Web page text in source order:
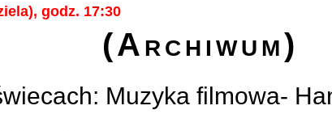
godz. 17:30
(Archiwum)
Muzyka filmowa-